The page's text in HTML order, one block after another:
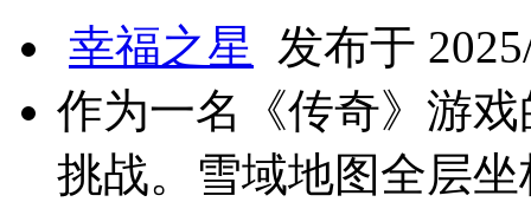
幸福之星 发布于
作为一名《传奇》游
挑战。雪域地图全层